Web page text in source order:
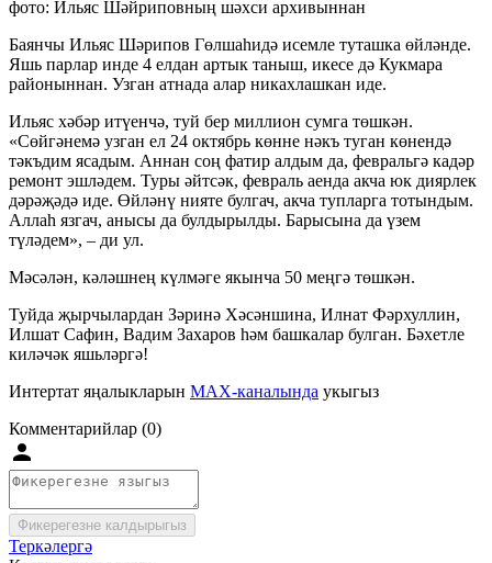
фото: Ильяс Шәйриповның шәхси архивыннан
Баянчы Ильяс Шәрипов Гөлшаһидә исемле туташка өйләнде.
Яшь парлар инде 4 елдан артык таныш, икесе дә Кукмара
районыннан. Узган атнада алар никахлашкан иде.
Ильяс хәбәр итүенчә, туй бер миллион сумга төшкән.
«Сөйгәнемә узган ел 24 октябрь көнне нәкъ туган көнендә
тәкъдим ясадым. Аннан соң фатир алдым да, февральгә кадәр
ремонт эшләдем. Туры әйтсәк, февраль аенда акча юк диярлек
дәрәҗәдә иде. Өйләнү нияте булгач, акча тупларга тотындым.
Аллаһ язгач, анысы да булдырылды. Барысына да үзем
түләдем», – ди ул.
Мәсәлән, кәләшнең күлмәге якынча 50 меңгә төшкән.
Туйда җырчылардан Зәринә Хәсәншина, Илнат Фәрхуллин,
Илшат Сафин, Вадим Захаров һәм башкалар булган. Бәхетле
киләчәк яшьләргә!
Интертат яңалыкларын MAX-каналында укыгыз
Комментарийлар (0)
Фикерегезне калдырыгыз
Теркәлергә